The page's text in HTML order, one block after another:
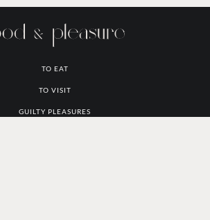
TO EAT
TO VISIT
GUILTY PLEASURES